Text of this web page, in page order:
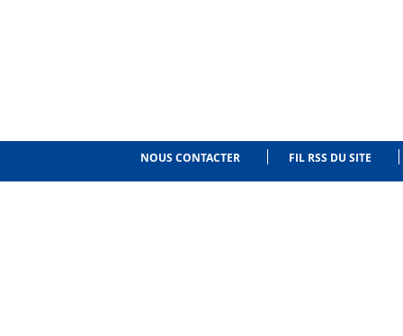
NOUS CONTACTER FIL RSS DU SITE